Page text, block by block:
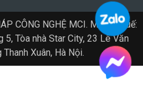
CÔNG NGHỆ MCI. Mã số thuế:
Tòa nhà Star City, 23 Lê Văn
Xuân, Hà Nội.